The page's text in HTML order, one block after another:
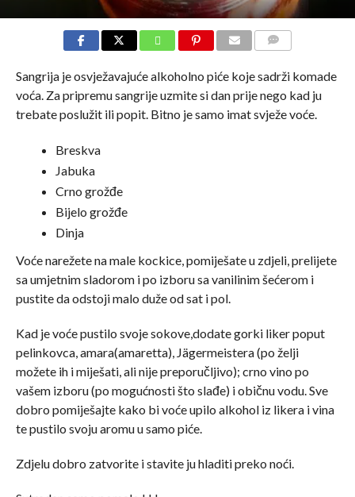
Sangrija je osvježavajuće alkoholno piće koje sadrži komade
voća. Za pripremu sangrije uzmite si dan prije nego kad ju
trebate poslužit ili popit. Bitno je samo imat svježe voće.
Breskva
Jabuka
Crno grožđe
Bijelo grožđe
Dinja
Voće narežete na male kockice, pomiješate u zdjeli, prelijete
sa umjetnim sladorom i po izboru sa vanilinim šećerom i
pustite da odstoji malo duže od sat i pol.
Kad je voće pustilo svoje sokove,dodate gorki liker poput
pelinkovca, amara(amaretta), Jägermeistera (po želji
možete ih i miješati, ali nije preporučljivo); crno vino po
vašem izboru (po mogućnosti što slađe) i običnu vodu. Sve
dobro pomiješajte kako bi voće upilo alkohol iz likera i vina
te pustilo svoju aromu u samo piće.
Zdjelu dobro zatvorite i stavite ju hladiti preko noći.